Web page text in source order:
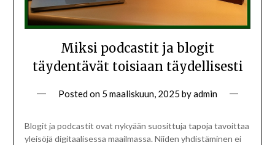
Miksi podcastit ja blogit
täydentävät toisiaan täydellisesti
Posted on 5 maaliskuun, 2025 byadmin
Blogit ja podcastit ovat nykyään suosittuja tapoja tavoittaa
yleisöjä digitaalisessa maailmassa. Niiden yhdistäminen ei